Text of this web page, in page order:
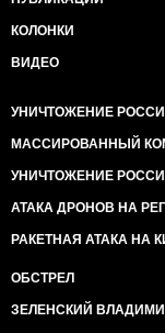
КОЛОНКИ
ВИДЕО
УНИЧТОЖЕНИЕ
МАССИРОВАННЫЙ
УНИЧТОЖЕНИЕ
АТАКА ДРОНОВ НА
РАКЕТНАЯ АТАКА НА
ОБСТРЕЛ
ЗЕЛЕНСКИЙ